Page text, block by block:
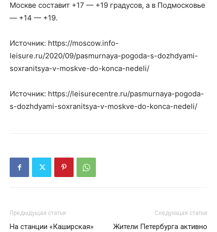
Москве составит +17 — +19 градусов, а в Подмосковье
— +14 — +19.
Источник: https://moscow.info-
leisure.ru/2020/09/pasmurnaya-pogoda-s-dozhdyami-
soxranitsya-v-moskve-do-konca-nedeli/
Источник: https://leisurecentre.ru/pasmurnaya-pogoda-
s-dozhdyami-soxranitsya-v-moskve-do-konca-nedeli/
Предыдущая статья
На станции «Каширская»
Следующая статья
Жители Петербурга активно